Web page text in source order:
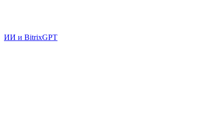
ИИ и BitrixGPT